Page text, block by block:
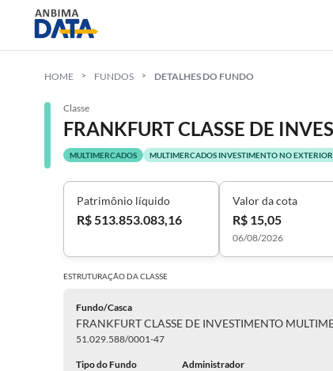
HOME FUNDOS DETALHES DO FUNDO
Classe
MULTIMERCADOS MULTIMERCADOS INVESTIMENTO NO EXTERIOR
Patrimônio líquido
R$ 513.853.083,16
Valor da cota
R$ 15,05
06/08/2026
ESTRUTURAÇÃO DACLASSE
Fundo/Casca
51.029.588/0001-47
Tipo do Fundo Administrador